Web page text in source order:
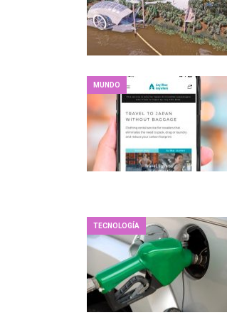
MUNDO
TECNOLOGÍA